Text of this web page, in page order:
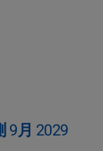
9月 2029